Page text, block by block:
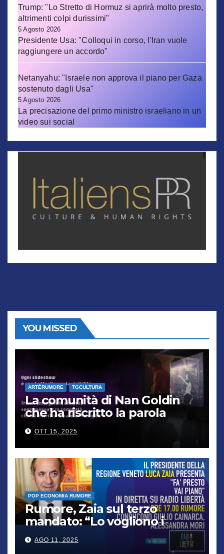
Trump: "Lo Stretto di Hormuz si aprirà molto presto,
altrimenti colpi durissimi"
5 Agosto 2026
Presidente Usa: "Colloqui in corso, l'Iran vuole
raggiungere un accordo"
Netanyahu: "Israele non approva il piano per Gaza
sostenuto dagli Usa"
5 Agosto 2026
La precisazione del primo ministro israeliano in un
video sui social
YOU MISSED
ARTÈRUMORE TGCULTURA
La comunità di Nan Goldin
che ha riscritto la parola
“famiglia”
OTT 15, 2025
POP ECONOMIA RUMORE
Rumore, Zaia sul terzo
mandato: “Lo vogliono i
cittadini, chi non lo capisce
verrà punito”
AGO 11, 2025